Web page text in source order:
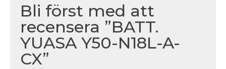
Bli först med att
recensera ”BATT.
YUASA Y50-N18L-A-
CX”